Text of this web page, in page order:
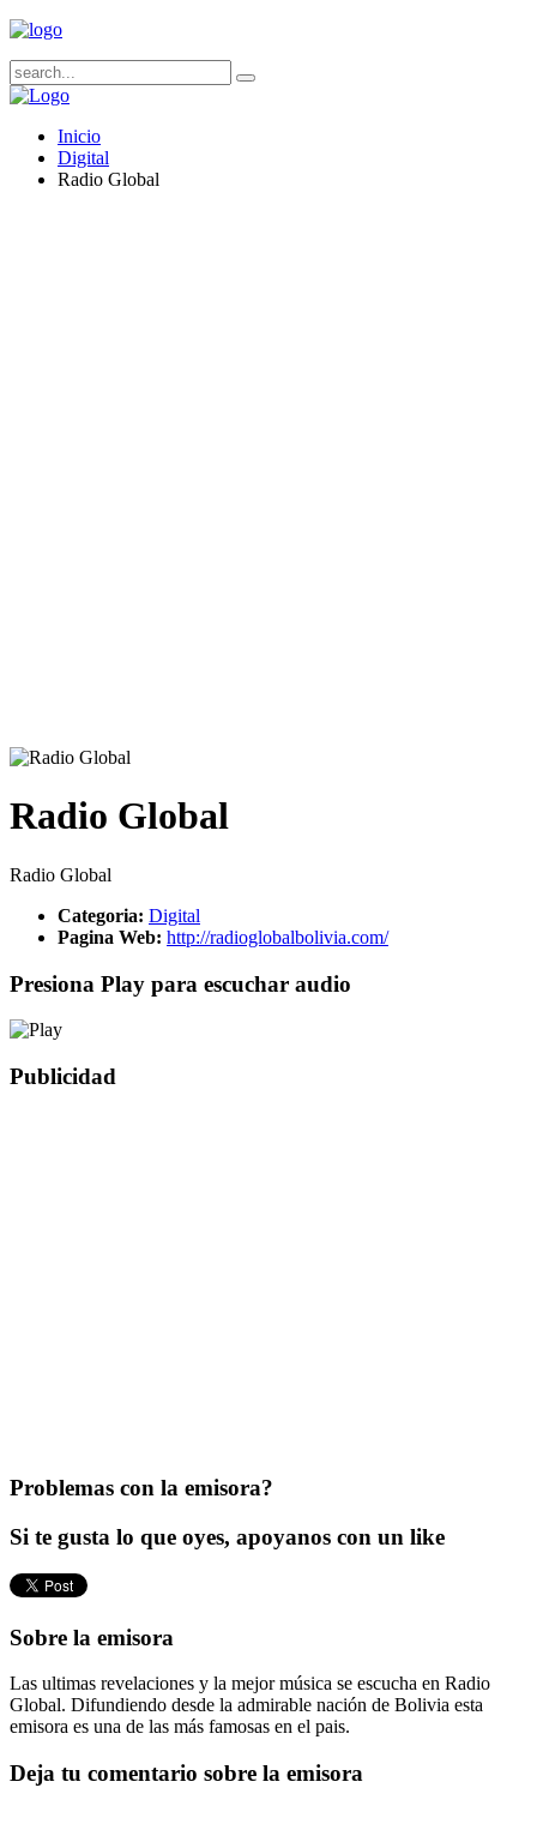
Inicio
Digital
Radio Global
Radio Global
Radio Global
Categoria: Digital
Pagina Web: http://radioglobalbolivia.com/
Presiona Play para escuchar audio
Publicidad
Problemas con la emisora?
Si te gusta lo que oyes, apoyanos con un like
Sobre la emisora
Las ultimas revelaciones y la mejor música se escucha en Radio
Global. Difundiendo desde la admirable nación de Bolivia esta
emisora es una de las más famosas en el pais.
Deja tu comentario sobre la emisora